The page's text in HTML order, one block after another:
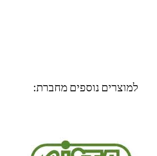
למוצרים נוספים מחברת: